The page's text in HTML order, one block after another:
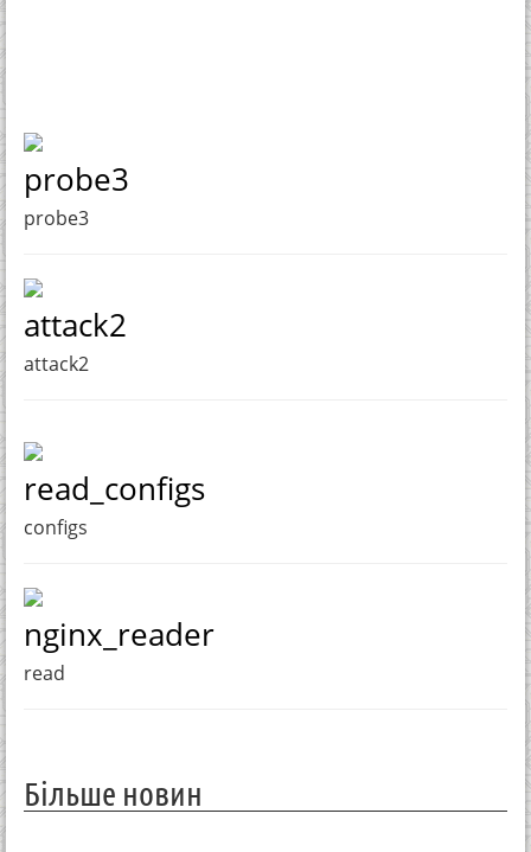
probe3
probe3
attack2
attack2
read_configs
configs
nginx_reader
read
Більше новин